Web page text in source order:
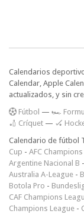
Calendarios
Calendar, Apple
actualizados, y sin
Fútbol — 🏎️
🏏 Críquet — 🏑
Calendario de fútbol
Cup - AFC
Argentine Nacional B -
Australia A-League -
Botola Pro -
CAF Champions
Champions League -